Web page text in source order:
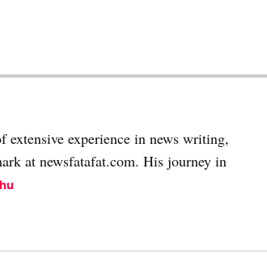
extensive experience in news writing,
at newsfatafat.com. His journey in